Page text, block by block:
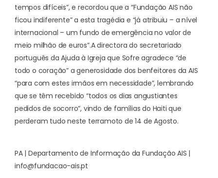
tempos difíceis”, e recordou que a “Fundação AIS não
ficou indiferente” a esta tragédia e “já atribuiu – a nível
internacional – um fundo de emergência no valor de
meio milhão de euros”.A directora do secretariado
português da Ajuda à Igreja que Sofre agradece “de
todo o coração” a generosidade dos benfeitores da AIS
“para com estes irmãos em necessidade”, lembrando
que se têm recebido “todos os dias angustiantes
pedidos de socorro”, vindo de famílias do Haiti que
perderam tudo neste terramoto de 14 de Agosto.
PA | Departamento de Informação da Fundação AIS |
info@fundacao-ais.pt